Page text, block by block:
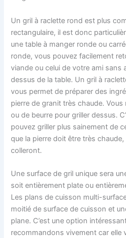
Un gril à raclette rond est plus
rectangulaire, il est donc
une table à manger ronde ou
ronde, vous pouvez facilement
viande ou celui de votre ami sans
dessus de la table. Un gril à
vous permet de préparer des
pierre de granit très chaude. Vous
ou de beurre pour griller dessus.
pouvez griller plus sainement de
que la pierre doit être très
colleront.
Une surface de gril unique sera
soit entièrement plate ou
Les plans de cuisson multi-
moitié de surface de cuisson et
plane. C’est une option
recommandons vivement car elle